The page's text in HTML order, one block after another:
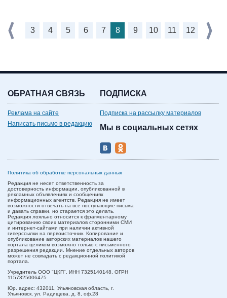
3 4 5 6 7 8 9 10 11 12
ОБРАТНАЯ СВЯЗЬ
Реклама на сайте
Написать письмо в редакцию
ПОДПИСКА
Подписка на рассылку материалов
Мы в социальных сетях
Политика об обработке персональных данных
Редакция не несет ответственность за
достоверность информации, опубликованной в
рекламных объявлениях и сообщениях
информационных агентств. Редакция не имеет
возможности отвечать на все поступающие письма
и давать справки, но старается это делать.
Редакция лояльно относится к фрагментарному
цитированию своих материалов сторонними СМИ
и интернет-сайтами при наличии активной
гиперссылки на первоисточник. Копирование и
опубликование авторских материалов нашего
портала целиком возможно только с письменного
разрешения редакции. Мнение отдельных авторов
может не совпадать с редакционной политикой
портала.
Учредитель ООО "ЦКП". ИНН 7325140148, ОГРН
1157325006475
Юр. адрес: 432011, Ульяновская область, г.
Ульяновск, ул. Радищева, д. 8, оф.28